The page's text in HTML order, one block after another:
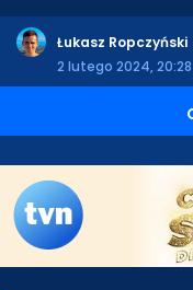
Łukasz Ropczyński
2 lutego 2024, 20:28